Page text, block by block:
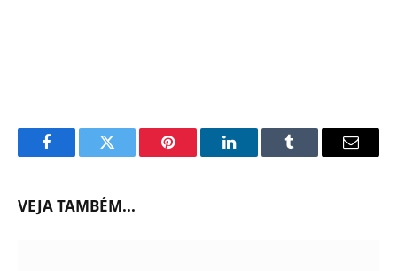
FacebookTwitter Pinterest LinkedInTumblr Email
VEJA TAMBÉM...